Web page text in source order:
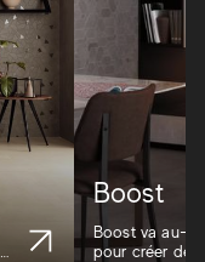
Boost
Boost va au-
pour créer des